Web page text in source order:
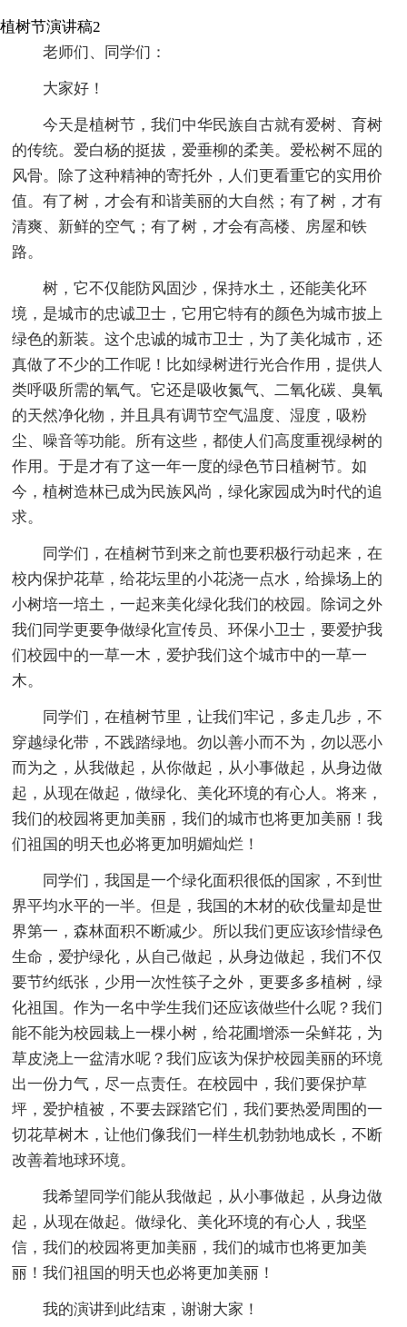
植树节演讲稿2
老师们、同学们：
大家好！
今天是植树节，我们中华民族自古就有爱树、育树
的传统。爱白杨的挺拔，爱垂柳的柔美。爱松树不屈的
风骨。除了这种精神的寄托外，人们更看重它的实用价
值。有了树，才会有和谐美丽的大自然；有了树，才有
清爽、新鲜的空气；有了树，才会有高楼、房屋和铁
路。
树，它不仅能防风固沙，保持水土，还能美化环
境，是城市的忠诚卫士，它用它特有的颜色为城市披上
绿色的新装。这个忠诚的城市卫士，为了美化城市，还
真做了不少的工作呢！比如绿树进行光合作用，提供人
类呼吸所需的氧气。它还是吸收氮气、二氧化碳、臭氧
的天然净化物，并且具有调节空气温度、湿度，吸粉
尘、噪音等功能。所有这些，都使人们高度重视绿树的
作用。于是才有了这一年一度的绿色节日植树节。如
今，植树造林已成为民族风尚，绿化家园成为时代的追
求。
同学们，在植树节到来之前也要积极行动起来，在
校内保护花草，给花坛里的小花浇一点水，给操场上的
小树培一培土，一起来美化绿化我们的校园。除词之外
我们同学更要争做绿化宣传员、环保小卫士，要爱护我
们校园中的一草一木，爱护我们这个城市中的一草一
木。
同学们，在植树节里，让我们牢记，多走几步，不
穿越绿化带，不践踏绿地。勿以善小而不为，勿以恶小
而为之，从我做起，从你做起，从小事做起，从身边做
起，从现在做起，做绿化、美化环境的有心人。将来，
我们的校园将更加美丽，我们的城市也将更加美丽！我
们祖国的明天也必将更加明媚灿烂！
同学们，我国是一个绿化面积很低的国家，不到世
界平均水平的一半。但是，我国的木材的砍伐量却是世
界第一，森林面积不断减少。所以我们更应该珍惜绿色
生命，爱护绿化，从自己做起，从身边做起，我们不仅
要节约纸张，少用一次性筷子之外，更要多多植树，绿
化祖国。作为一名中学生我们还应该做些什么呢？我们
能不能为校园栽上一棵小树，给花圃增添一朵鲜花，为
草皮浇上一盆清水呢？我们应该为保护校园美丽的环境
出一份力气，尽一点责任。在校园中，我们要保护草
坪，爱护植被，不要去踩踏它们，我们要热爱周围的一
切花草树木，让他们像我们一样生机勃勃地成长，不断
改善着地球环境。
我希望同学们能从我做起，从小事做起，从身边做
起，从现在做起。做绿化、美化环境的有心人，我坚
信，我们的校园将更加美丽，我们的城市也将更加美
丽！我们祖国的明天也必将更加美丽！
我的演讲到此结束，谢谢大家！